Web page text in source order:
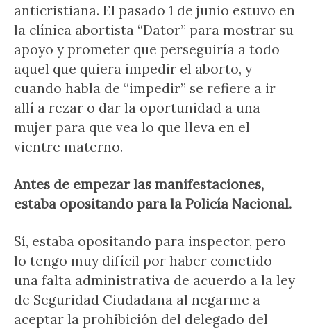
anticristiana. El pasado 1 de junio estuvo en
la clínica abortista “Dator” para mostrar su
apoyo y prometer que perseguiría a todo
aquel que quiera impedir el aborto, y
cuando habla de “impedir” se refiere a ir
allí a rezar o dar la oportunidad a una
mujer para que vea lo que lleva en el
vientre materno.
Antes de empezar las manifestaciones,
estaba opositando para la Policía Nacional.
Sí, estaba opositando para inspector, pero
lo tengo muy difícil por haber cometido
una falta administrativa de acuerdo a la ley
de Seguridad Ciudadana al negarme a
aceptar la prohibición del delegado del